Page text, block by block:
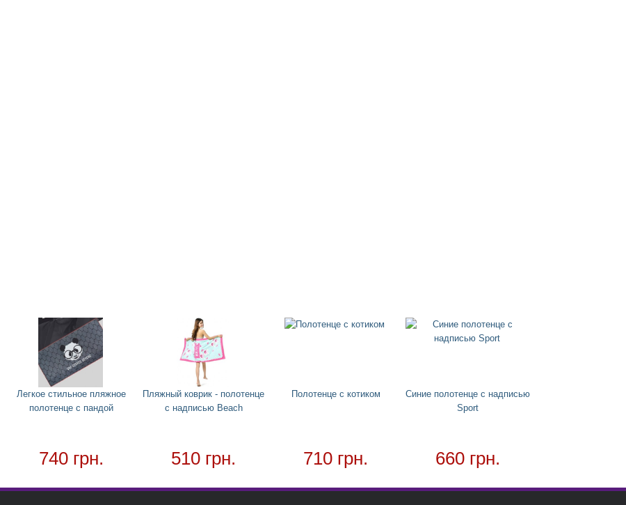
Легкое стильное пляжное
полотенце с пандой
740 грн.
Пляжный коврик - полотенце
с надписью Beach
510 грн.
Полотенце с котиком
710 грн.
Синие полотенце с надписью
Sport
660 грн.